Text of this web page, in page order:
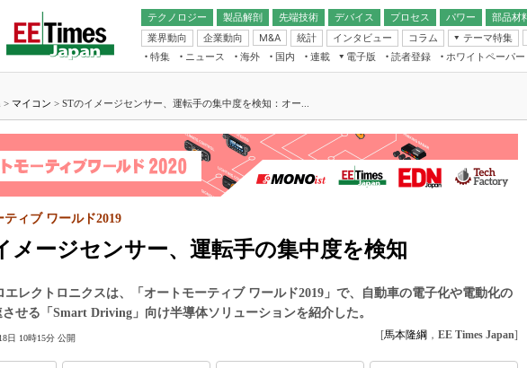
テクノロジー 製品解剖
先端技術
電池／エネルギー
デバイス
アナログ
マイコン
FPGA
プロセス パワー 部品材
無線
業界動向
企業動向 M&A 統計 インタビュー コラム
テーマ特集
フィジカルAI
半導体後工程
読者調査（EE Times Research）
電源設計（EDN Japan）
Japan）
IoT・
EXPO
人と
特集 ニュース 海外 国内
連載
福田昭のデバイス通信
湯之上隆のナノフォーカス
大山聡の業界スコープ
大原雄介のエレ・組み込みプレイバ
学漂流記
踊るバズワード ～Behind the
Buzzword
電子版
電子ブックレット
読者登録 ホワイトペーパー
> マイコン > STのイメージセンサー、運転手の集中度を検知：オー...
メージセンサー、運転手の集中度を検知
ティブ ワールド2019
エレクトロニクスは、「オートモーティブ ワールド2019」で、自動車の電子化や電動化の
せる「Smart Driving」向け半導体ソリューションを紹介した。
日 10時15分 公開 [馬本隆綱 ， EE Times Japan]